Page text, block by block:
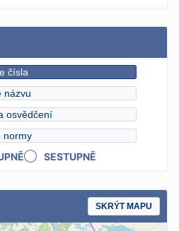
čísla
názvu
osvědčení
normy
SESTUPNĚ
SKRÝT MAPU